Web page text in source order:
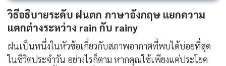
วิธีอธิบายระดับ ฝนตก ภาษาอังกฤษ แยกความ
แตกต่างระหว่าง rain กับ rainy
ฝนเป็นหนึ่งในหัวข้อเกี่ยวกับสภาพอากาศที่พบได้บ่อยที่สุด
ในชีวิตประจำวัน อย่างไรก็ตาม หากคุณใช้เพียงแค่ประโยค